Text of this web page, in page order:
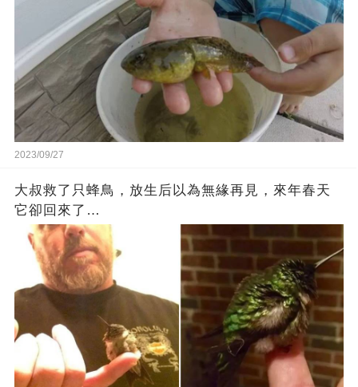
2023/09/27
大叔救了只蜂鳥，放生后以為無緣再見，來年春天
它卻回來了…